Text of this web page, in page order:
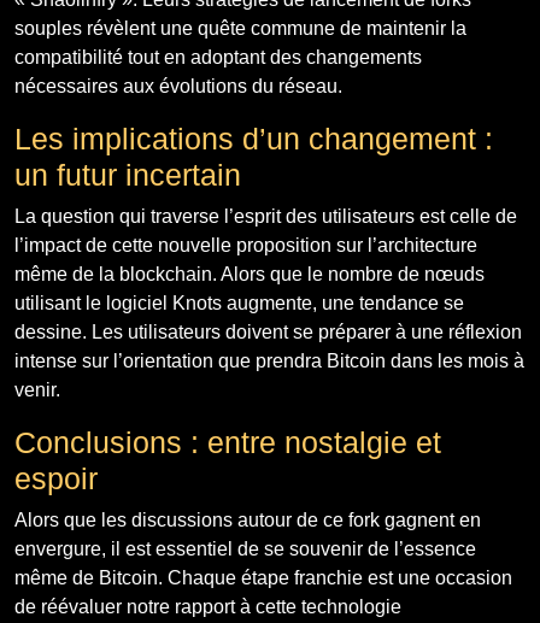
souples révèlent une quête commune de maintenir la
compatibilité tout en adoptant des changements
nécessaires aux évolutions du réseau.
Les implications d’un changement :
un futur incertain
La question qui traverse l’esprit des utilisateurs est celle de
l’impact de cette nouvelle proposition sur l’architecture
même de la blockchain. Alors que le nombre de nœuds
utilisant le logiciel Knots augmente, une tendance se
dessine. Les utilisateurs doivent se préparer à une réflexion
intense sur l’orientation que prendra Bitcoin dans les mois à
venir.
Conclusions : entre nostalgie et
espoir
Alors que les discussions autour de ce fork gagnent en
envergure, il est essentiel de se souvenir de l’essence
même de Bitcoin. Chaque étape franchie est une occasion
de réévaluer notre rapport à cette technologie